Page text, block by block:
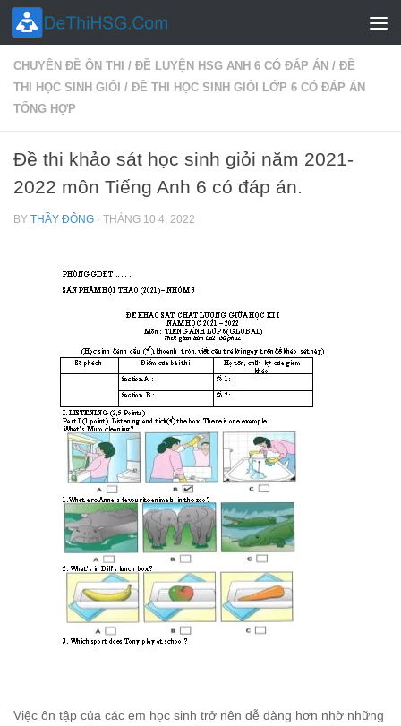
Skip to content
CHUYÊN ĐỀ ÔN THI / ĐỀ LUYỆN HSG ANH 6 CÓ ĐÁP ÁN / ĐỀ
THI HỌC SINH GIỎI / ĐỀ THI HỌC SINH GIỎI LỚP 6 CÓ ĐÁP ÁN
TỔNG HỢP
Đề thi khảo sát học sinh giỏi năm 2021-
2022 môn Tiếng Anh 6 có đáp án.
BY THẦY ĐÔNG · THÁNG 10 4, 2022
Việc ôn tập của các em học sinh trở nên dễ dàng hơn nhờ những